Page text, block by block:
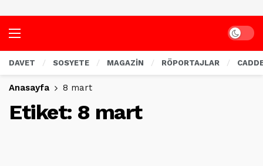
Dark
DAVET SOSYETE MAGAZİN RÖPORTAJLAR
Anasayfa 8 mart
Etiket: 8 mart